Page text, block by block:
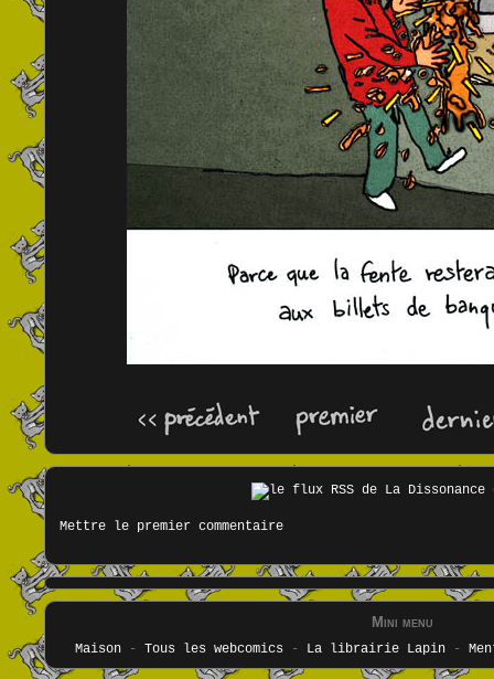
Mettre le premier commentaire
Mini menu
Maison- Tous les webcomics - La librairie Lapin-